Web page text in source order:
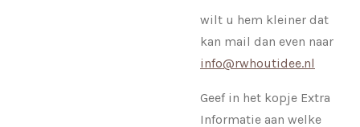
wilt u hem kleiner dat
kan mail dan even naar
info@rwhoutidee.nl
Geef in het kopje Extra
Informatie aan welke